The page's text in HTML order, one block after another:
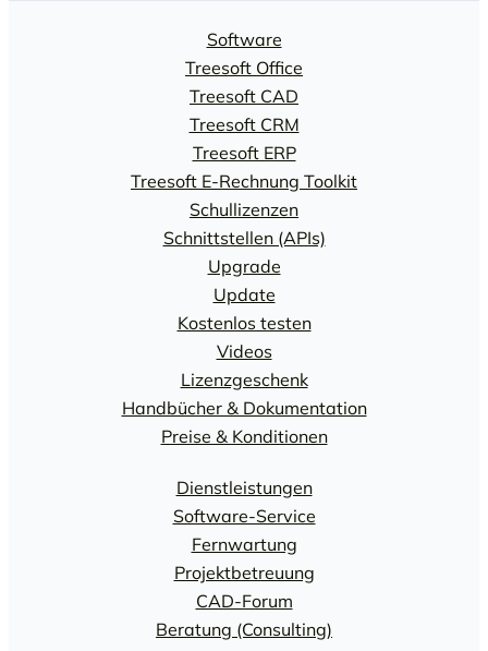
Software
Treesoft Office
Treesoft CAD
Treesoft CRM
Treesoft ERP
Treesoft E-Rechnung Toolkit
Schullizenzen
Schnittstellen (APIs)
Upgrade
Update
Kostenlos testen
Videos
Lizenzgeschenk
Handbücher & Dokumentation
Preise & Konditionen
Dienstleistungen
Software-Service
Fernwartung
Projektbetreuung
CAD-Forum
Beratung (Consulting)